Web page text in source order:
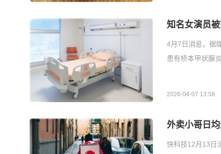
知名女演员
4月7日消息，据
患有桥本甲状腺
2026-04-07 13:58
外卖小哥日
快科技12月13日